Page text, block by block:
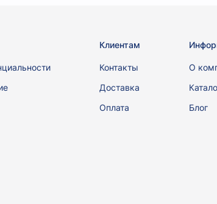
Клиентам
Контакты
Доставка
Оплата
О
Блог